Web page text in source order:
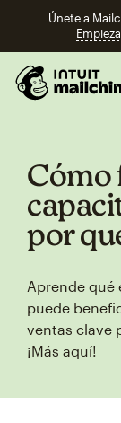
Únete a
Cómo
por
Aprende qué
puede
ventas clave
¡Más aquí!